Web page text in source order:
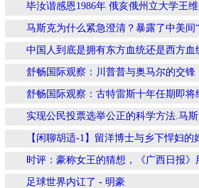
毕汝谐感恩1986年 俄亥俄州立大学王
马斯克为什么紧急澄清？暴露了中美间
中国人到底是拥有东方血统还是西方
舒畅国际观察：川普普与奥马尔的交
舒畅国际观察：古特雷斯十年任期即
实现公民投票选举公正的科学方法.马斯
【闲聊胡适-1】留洋博士与乡下悍妇的
时评：豪称女王的猜想，《广西日报
足球世界内讧了 - 明豪